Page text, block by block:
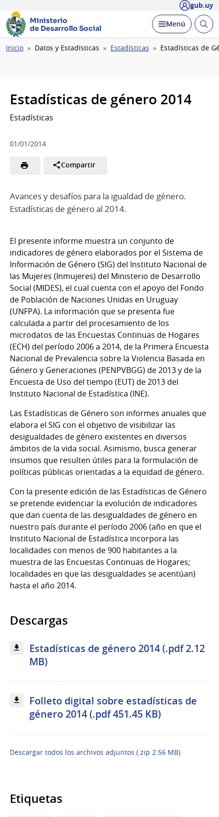
gub.uy
Ministerio
de Desarrollo Social
Desplegar
Menú Abrir
Ruta
Inicio Datos y Estadísticas Estadísticas Estadísticas de
Estadísticas de género 2014
Estadísticas
01/01/2014
Compartir
Avances y desafíos para la igualdad de género.
Estadísticas de género al 2014.
El presente informe muestra un conjunto de
indicadores de género elaborados por el Sistema de
Información de Género (SIG) del Instituto Nacional de
las Mujeres (Inmujeres) del Ministerio de Desarrollo
Social (MIDES), el cual cuenta con el apoyo del Fondo
de Población de Naciones Unidas en Uruguay
(UNFPA). La información que se presenta fue
calculada a partir del procesamiento de los
microdatos de las Encuestas Continuas de Hogares
(ECH) del período 2006 a 2014, de la Primera Encuesta
Nacional de Prevalencia sobre la Violencia Basada en
Género y Generaciones (PENPVBGG) de 2013 y de la
Encuesta de Uso del tiempo (EUT) de 2013 del
Instituto Nacional de Estadística (INE).
Las Estadísticas de Género son informes anuales que
elabora el SIG con el objetivo de visibilizar las
desigualdades de género existentes en diversos
ámbitos de la vida social. Asimismo, busca generar
insumos que resulten útiles para la formulación de
políticas públicas orientadas a la equidad de género.
Con la presente edición de las Estadísticas de Género
se pretende evidenciar la evolución de indicadores
que dan cuenta de las desigualdades de género en
nuestro país durante el período 2006 (año en que el
Instituto Nacional de Estadística incorpora las
localidades con menos de 900 habitantes a la
muestra de las Encuestas Continuas de Hogares;
localidades en que las desigualdades se acentúan)
hasta el año 2014.
Descargas
Estadísticas de género 2014 (.pdf 2.12
MB)
Folleto digital sobre estadísticas de
género 2014 (.pdf 451.45 KB)
Descargar todos los archivos adjuntos (.zip 2.56 MB)
Etiquetas